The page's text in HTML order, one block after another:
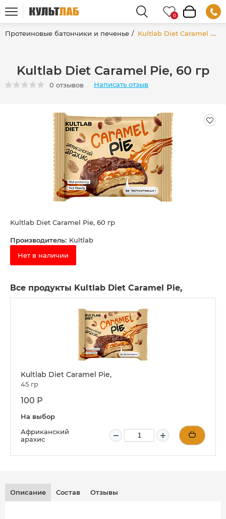
Протеиновые батончики и печенье Kultlab Diet Caramel Pie, 60 гр
Kultlab Diet Caramel Pie, 60 гр
0 отзывов Написать отзыв
Kultlab Diet Caramel Pie, 60 гр
Производитель: Kultlab
Нет в наличии
Все продукты Kultlab Diet Caramel Pie,
Kultlab Diet Caramel Pie,
45 гр
100 Р
На выбор
Африканский
арахис
Описание Состав Отзывы